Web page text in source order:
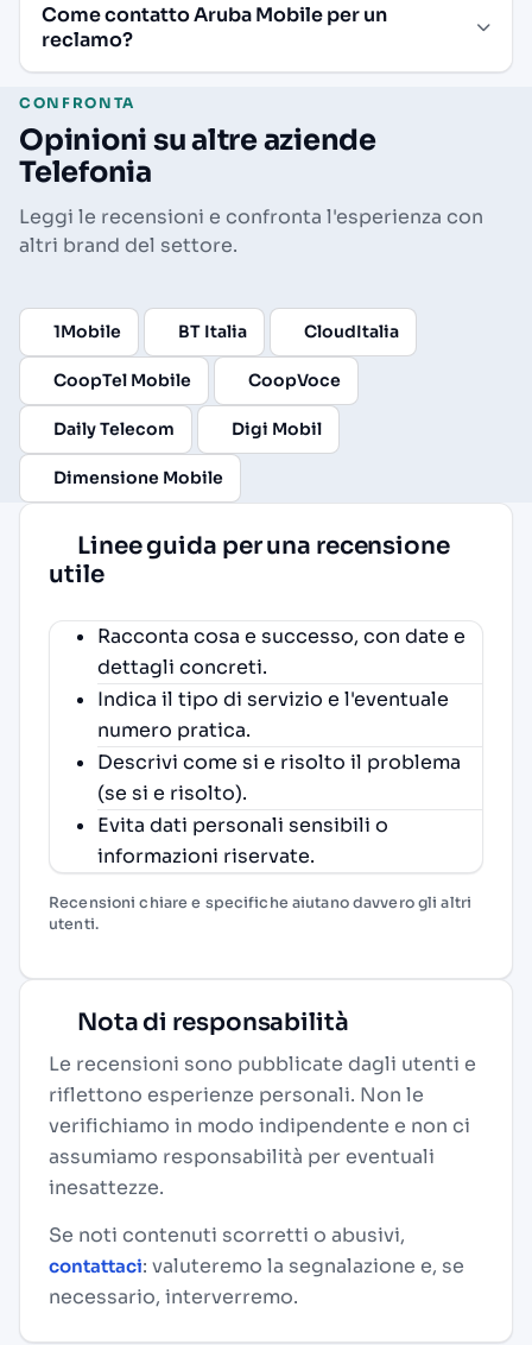
Come contatto Aruba Mobile per un
reclamo?
CONFRONTA
Opinioni su altre aziende
Telefonia
Leggi le recensioni e confronta l'esperienza con
altri brand del settore.
1Mobile BT Italia CloudItalia
CoopTel Mobile CoopVoce
Daily Telecom Digi Mobil
Dimensione Mobile
Linee guida per una recensione
utile
Racconta cosa e successo, con date e
dettagli concreti.
Indica il tipo di servizio e l'eventuale
numero pratica.
Descrivi come si e risolto il problema
(se si e risolto).
Evita dati personali sensibili o
informazioni riservate.
Recensioni chiare e specifiche aiutano davvero gli altri
utenti.
Nota di responsabilità
Le recensioni sono pubblicate dagli utenti e
riflettono esperienze personali. Non le
verifichiamo in modo indipendente e non ci
assumiamo responsabilità per eventuali
inesattezze.
Se noti contenuti scorretti o abusivi,
contattaci: valuteremo la segnalazione e, se
necessario, interverremo.